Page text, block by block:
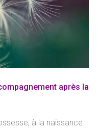
après la
à la naissance